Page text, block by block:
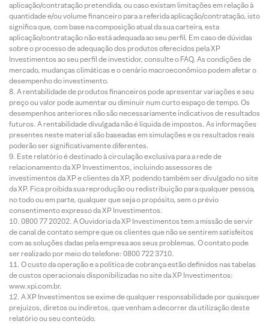
aplicação/contratação pretendida, ou caso existam limitações em relação à
quantidade e/ou volume financeiro para a referida aplicação/contratação, isto
significa que, com base na composição atual da sua carteira, esta
aplicação/contratação não está adequada ao seu perfil. Em caso de dúvidas
sobre o processo de adequação dos produtos oferecidos pela XP
Investimentos ao seu perfil de investidor, consulte o FAQ. As condições de
mercado, mudanças climáticas e o cenário macroeconômico podem afetar o
desempenho do investimento.
A rentabilidade de produtos financeiros pode apresentar variações e seu
preço ou valor pode aumentar ou diminuir num curto espaço de tempo. Os
desempenhos anteriores não são necessariamente indicativos de resultados
futuros. A rentabilidade divulgada não é líquida de impostos. As informações
presentes neste material são baseadas em simulações e os resultados reais
poderão ser significativamente diferentes.
Este relatório é destinado à circulação exclusiva para a rede de
relacionamento da XP Investimentos, incluindo assessores de
investimentos da XP e clientes da XP, podendo também ser divulgado no site
da XP. Fica proibida sua reprodução ou redistribuição para qualquer pessoa,
no todo ou em parte, qualquer que seja o propósito, sem o prévio
consentimento expresso da XP Investimentos.
0800 77 20202. A Ouvidoria da XP Investimentos tem a missão de servir
de canal de contato sempre que os clientes que não se sentirem satisfeitos
com as soluções dadas pela empresa aos seus problemas. O contato pode
ser realizado por meio do telefone: 0800 722 3710.
O custo da operação e a política de cobrança estão definidos nas tabelas
de custos operacionais disponibilizadas no site da XP Investimentos:
www.xpi.com.br.
A XP Investimentos se exime de qualquer responsabilidade por quaisquer
prejuízos, diretos ou indiretos, que venham a decorrer da utilização deste
relatório ou seu conteúdo.